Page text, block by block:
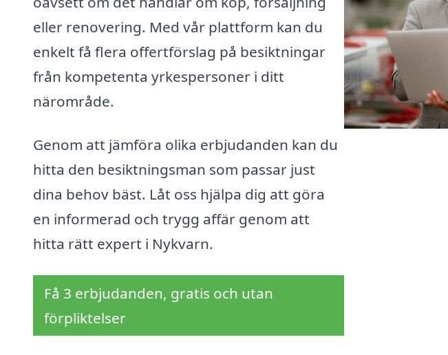
eller renovering. Med vår plattform kan du
enkelt få flera offertförslag på besiktningar
från kompetenta yrkespersoner i ditt
närområde.
Genom att jämföra olika erbjudanden kan du
hitta den besiktningsman som passar just
dina behov bäst. Låt oss hjälpa dig att göra
en informerad och trygg affär genom att
hitta rätt expert i Nykvarn.
Få 3 erbjudanden, gratis och utan
förpliktelser